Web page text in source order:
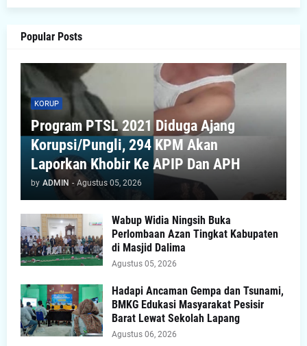
Popular Posts
KORUP
Program PTSL 2021 Diduga Ajang
Korupsi/Pungli, 294 KPM Akan
Laporkan Khobir Ke APIP Dan APH
by ADMIN - Agustus 05, 2026
Wabup Widia Ningsih Buka
Perlombaan Azan Tingkat Kabupaten
di Masjid Dalima
Agustus 05, 2026
Hadapi Ancaman Gempa dan Tsunami,
BMKG Edukasi Masyarakat Pesisir
Barat Lewat Sekolah Lapang
Agustus 06, 2026